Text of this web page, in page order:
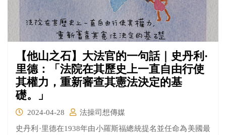
【他山之石】大法官的一句話｜史丹利·
里德：「法院在其歷史上一直自由行使
其權力，重新審查其憲法決定的基
礎。」
2024-04-28
法操司想傳媒
史丹利·里德在1938年由小羅斯福總統提名並任命為美國最